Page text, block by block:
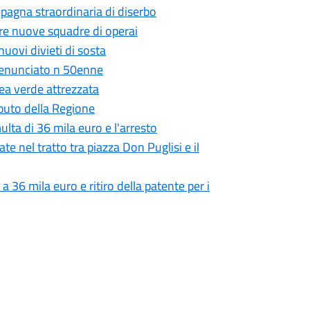
straordinaria di diserbo
nuove squadre di operai
divieti di sosta
n 50enne
verde attrezzata
della Regione
di 36 mila euro e l'arresto
nel tratto tra piazza Don Puglisi e il
36 mila euro e ritiro della patente per i